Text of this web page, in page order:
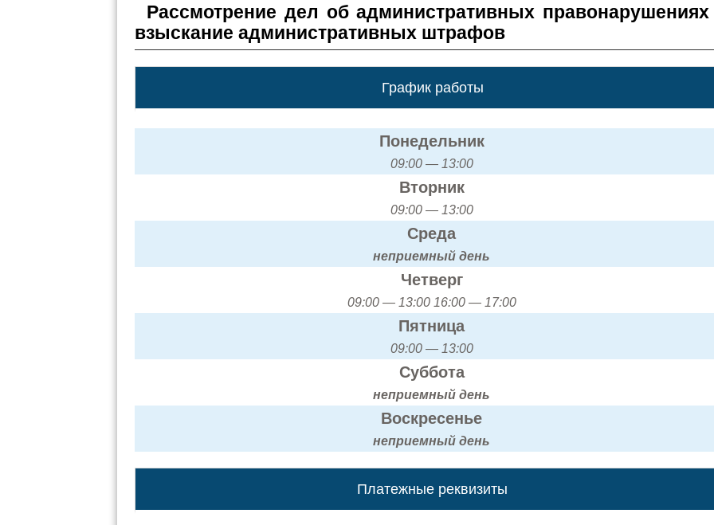
Рассмотрение дел об административных
взыскание административных штрафов
График работы
Понедельник
09:00 — 13:00
Вторник
09:00 — 13:00
Среда
неприемный день
Четверг
09:00 — 13:00 16:00 — 17:00
Пятница
09:00 — 13:00
Суббота
неприемный день
Воскресенье
неприемный день
Платежные реквизиты